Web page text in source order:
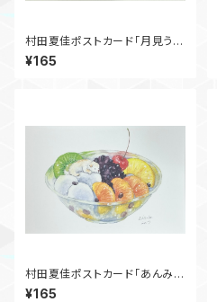
村田夏佳ポストカード「月見うど
ん」
¥165
村田夏佳ポストカード「あんみ
つ」
¥165